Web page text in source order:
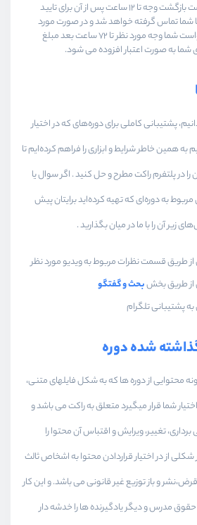
در صورت ارائه درخواست بازگشت وجه تا ۱۲ ساعت پس از آن برای تایید
تماس گرفته خواهد شد و در صورت مورد
تایید قرار گرفتن درخواست شما وجه مورد نظر تا ۷۲ ساعت بعد مبلغ
شما به صورت اعتبار افزوده می شود.
پشتیبانی کاملی برای دوره‌های که در اختیار
به همین خاطر شرایط و ابزاری را فراهم کرده‌ایم تا
در پلتفرم راکت مطرح و حل کنید . اگر سوال یا
به دوره‌ای که تهیه کرده‌اید برایتان پیش
زیر آن را با ما در میان بگذارید .
طریق قسمت نظرات مربوط به ویدیو مورد نظر
از طریق بخشبحث و گفتگو
پشتیبانی تلگرام
شده دوره
محتوایی از دوره ها که به شکل فایلهای متنی،
شما قرار میگیرد متعلق به راکت می باشد و
تغییر، ویرایش و اقتباس آن محتوا را
از در اختیار قراردادن محتوا به اشخاص ثالث
و باز توزیع غیر قانونی می باشد. و این کار
مدرس و دیگر یادگیرنده ها را خدشه دار